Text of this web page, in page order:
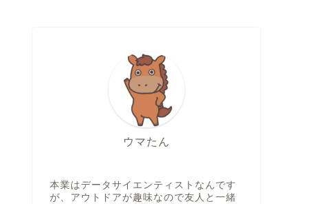
ウマたん
本業はデータサイエンティストなんです
が、アウトドアが趣味なので友人と一緒